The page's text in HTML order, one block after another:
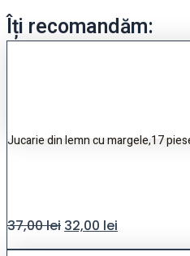
Îți recomandăm:
Jucarie din lemn cu margele,17
37,00lei 32,00 lei